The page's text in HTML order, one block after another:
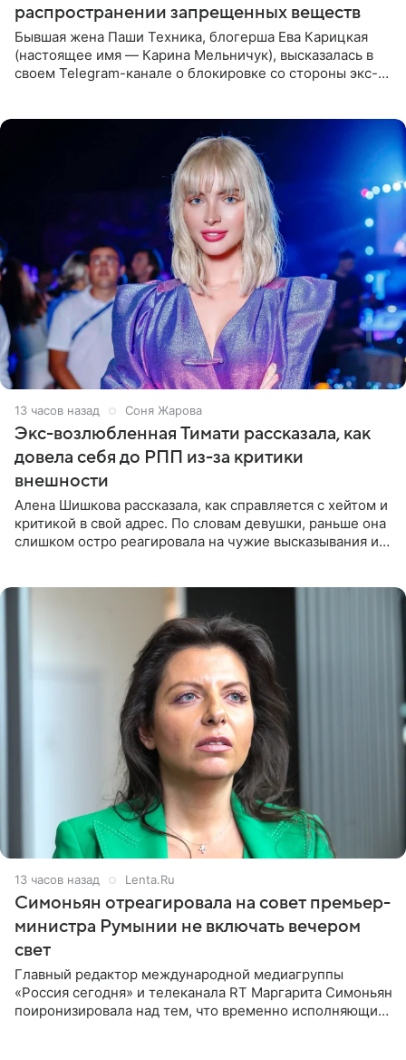
распространении запрещенных веществ
Бывшая жена Паши Техника, блогерша Ева Карицкая
(настоящее имя — Карина Мельничук), высказалась в
своем Telegram-канале о блокировке со стороны экс-
13 часов назад Соня Жарова
Экс-возлюбленная Тимати рассказала, как
довела себя до РПП из-за критики
внешности
Алена Шишкова рассказала, как справляется с хейтом и
критикой в свой адрес. По словам девушки, раньше она
слишком остро реагировала на чужие высказывания и
13 часов назад Lenta.Ru
Симоньян отреагировала на совет премьер-
министра Румынии не включать вечером
свет
Главный редактор международной медиагруппы
«Россия сегодня» и телеканала RT Маргарита Симоньян
поиронизировала над тем, что временно исполняющий